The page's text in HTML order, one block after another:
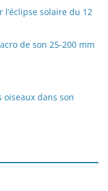
solaire du 12
de son 25-200 mm
dans son